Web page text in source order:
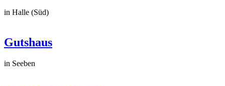
in Halle (Süd)
Gutshaus
in Seeben